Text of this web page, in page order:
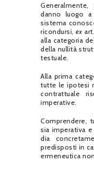
danno luogo
sistema
ricondursi,ex
alla categoria
della nullità
testuale.
Alla prima
tutte le ipotesi
contrattuale
imperative.
Comprendere,
sia imperativa
dia
predisposti in
ermeneutica